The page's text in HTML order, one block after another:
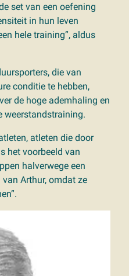
set van een oefening
in hun leven
hele training”, aldus
die van
conditie te hebben,
de hoge ademhaling en
weerstandstraining.
atleten die door
het voorbeeld van
halverwege een
Arthur, omdat ze